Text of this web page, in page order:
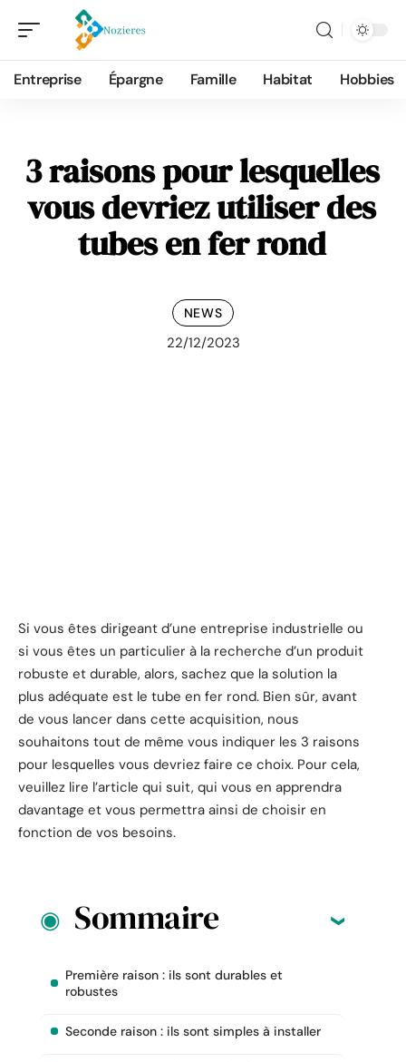
Entreprise Épargne Famille Habitat Hobbies
3 raisons pour lesquelles
vous devriez utiliser des
tubes en fer rond
NEWS
22/12/2023
Si vous êtes dirigeant d’une entreprise industrielle ou
si vous êtes un particulier à la recherche d’un produit
robuste et durable, alors, sachez que la solution la
plus adéquate est le tube en fer rond. Bien sûr, avant
de vous lancer dans cette acquisition, nous
souhaitons tout de même vous indiquer les 3 raisons
pour lesquelles vous devriez faire ce choix. Pour cela,
veuillez lire l’article qui suit, qui vous en apprendra
davantage et vous permettra ainsi de choisir en
fonction de vos besoins.
Sommaire
Première raison : ils sont durables et
robustes
Seconde raison : ils sont simples à installer